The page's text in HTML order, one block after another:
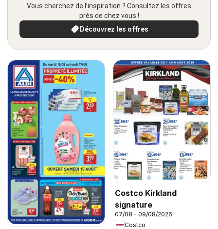
Vous cherchez de l’inspiration ? Consultez les offres
près de chez vous !
Découvrez les offres
Costco Kirkland
signature
07/08 - 09/08/2026
Costco